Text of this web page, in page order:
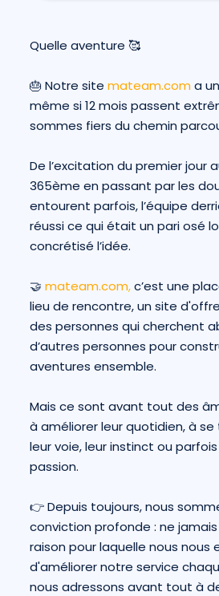
Quelle aventure 🥰
🎂 Notre sitemateam.coma
même si 12 mois passent
sommes fiers du chemin
De l’excitation du premier jour
365ème en passant par les
entourent parfois, l’équipe
réussi ce qui était un pari osé
concrétisé l’idée.
🤝mateam.com,c’est une
lieu de rencontre, un site
des personnes qui cherchent
d’autres personnes pour
aventures ensemble.
Mais ce sont avant tout des
à améliorer leur quotidien, à se
leur voie, leur instinct ou
passion.
👉 Depuis toujours, nous
conviction profonde : ne
raison pour laquelle nous nous
d'améliorer notre service
nous adressons avant tout à